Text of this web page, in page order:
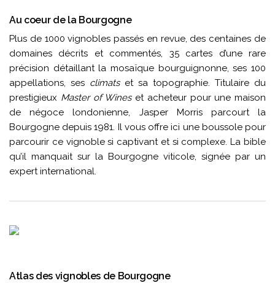
Au coeur de la Bourgogne
Plus de 1000 vignobles passés en revue, des centaines de
domaines décrits et commentés, 35 cartes d’une rare
précision détaillant la mosaïque bourguignonne, ses 100
appellations, ses climatset sa topographie. Titulaire du
prestigieux Master of Wineset acheteur pour une maison
de négoce londonienne, Jasper Morris parcourt la
Bourgogne depuis 1981. Il vous offre ici une boussole pour
parcourir ce vignoble si captivant et si complexe. La bible
qu’il manquait sur la Bourgogne viticole, signée par un
expert international.
Atlas des vignobles de Bourgogne